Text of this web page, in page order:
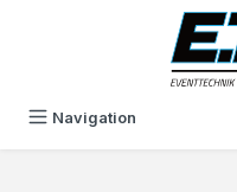
Navigation